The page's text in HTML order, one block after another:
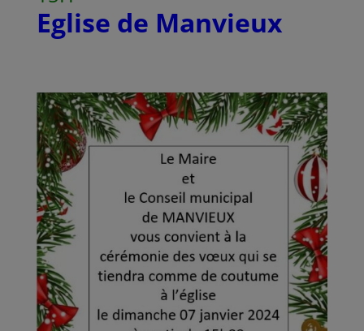
Eglise de Manvieux